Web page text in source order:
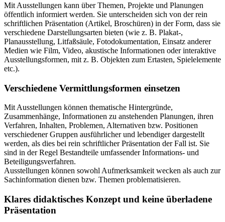
Mit Ausstellungen kann über Themen, Projekte und Planungen
öffentlich informiert werden. Sie unterscheiden sich von der rein
schriftlichen Präsentation (Artikel, Broschüren) in der Form, dass sie
verschiedene Darstellungsarten bieten (wie z. B. Plakat-,
Planausstellung, Litfaßsäule, Fotodokumentation, Einsatz anderer
Medien wie Film, Video, akustische Informationen oder interaktive
Ausstellungsformen, mit z. B. Objekten zum Ertasten, Spielelemente
etc.).
Verschiedene Vermittlungsformen einsetzen
Mit Ausstellungen können thematische Hintergründe,
Zusammenhänge, Informationen zu anstehenden Planungen, ihren
Verfahren, Inhalten, Problemen, Alternativen bzw. Positionen
verschiedener Gruppen ausführlicher und lebendiger dargestellt
werden, als dies bei rein schriftlicher Präsentation der Fall ist. Sie
sind in der Regel Bestandteile umfassender Informations- und
Beteiligungsverfahren.
Ausstellungen können sowohl Aufmerksamkeit wecken als auch zur
Sachinformation dienen bzw. Themen problematisieren.
Klares didaktisches Konzept und keine überladene
Präsentation